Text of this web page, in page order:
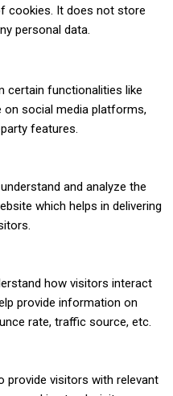
cookies. It does not store
personal data.
certain functionalities like
social media platforms,
features.
and analyze the
which helps in delivering
how visitors interact
provide information on
rate, traffic source, etc.
provide visitors with relevant